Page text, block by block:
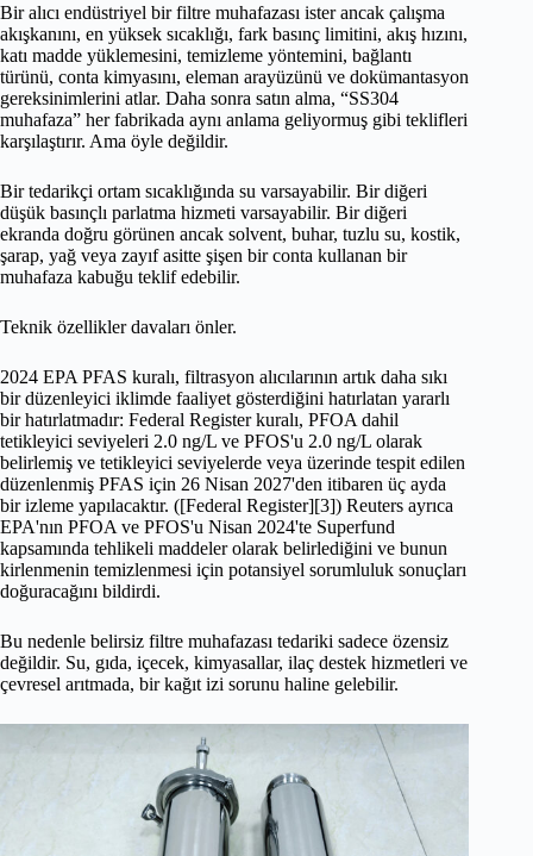
Bir alıcı endüstriyel bir filtre muhafazası ister ancak çalışma
akışkanını, en yüksek sıcaklığı, fark basınç limitini, akış hızını,
katı madde yüklemesini, temizleme yöntemini, bağlantı
türünü, conta kimyasını, eleman arayüzünü ve dokümantasyon
gereksinimlerini atlar. Daha sonra satın alma, “SS304
muhafaza” her fabrikada aynı anlama geliyormuş gibi teklifleri
karşılaştırır. Ama öyle değildir.
Bir tedarikçi ortam sıcaklığında su varsayabilir. Bir diğeri
düşük basınçlı parlatma hizmeti varsayabilir. Bir diğeri
ekranda doğru görünen ancak solvent, buhar, tuzlu su, kostik,
şarap, yağ veya zayıf asitte şişen bir conta kullanan bir
muhafaza kabuğu teklif edebilir.
Teknik özellikler davaları önler.
2024 EPA PFAS kuralı, filtrasyon alıcılarının artık daha sıkı
bir düzenleyici iklimde faaliyet gösterdiğini hatırlatan yararlı
bir hatırlatmadır: Federal Register kuralı, PFOA dahil
tetikleyici seviyeleri 2.0 ng/L ve PFOS'u 2.0 ng/L olarak
belirlemiş ve tetikleyici seviyelerde veya üzerinde tespit edilen
düzenlenmiş PFAS için 26 Nisan 2027'den itibaren üç ayda
bir izleme yapılacaktır. ([Federal Register][3]) Reuters ayrıca
EPA'nın PFOA ve PFOS'u Nisan 2024'te Superfund
kapsamında tehlikeli maddeler olarak belirlediğini ve bunun
kirlenmenin temizlenmesi için potansiyel sorumluluk sonuçları
doğuracağını bildirdi.
Bu nedenle belirsiz filtre muhafazası tedariki sadece özensiz
değildir. Su, gıda, içecek, kimyasallar, ilaç destek hizmetleri ve
çevresel arıtmada, bir kağıt izi sorunu haline gelebilir.